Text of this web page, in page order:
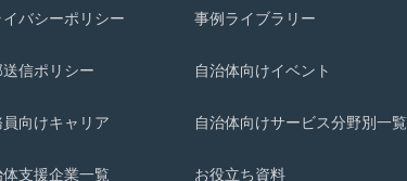
イバシーポリシー
信ポリシー
向けキャリア
体支援企業一覧
事例ライブラリー
自治体向けイベント
自治体向けサービス分野別一覧
お役立ち資料